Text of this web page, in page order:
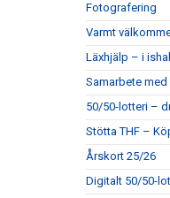
Fotografering
Varmt
Läxhjälp – i
Samarbete
50/50-lotteri –
Stötta THF –
Årskort 25/26
Digitalt 50/50-